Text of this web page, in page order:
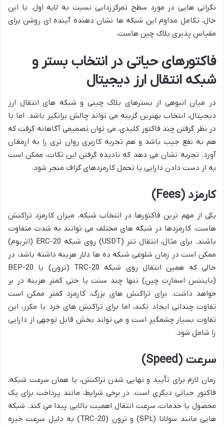
نگرانی هایی در مورد سطح تمرکززدایی نسبت به لایه اول. با این
حال، تکامل مداوم این شبکه ها نشان دهنده آینده ای روشن برای
مقیاس پذیری بلاک چین هاست.
فاکتورهای حیاتی در انتخاب بستر و
شبکه انتقال ارز دیجیتال
در میان انبوهی از بسترهای بلاک چینی و شبکه های انتقال ارز
دیجیتال، انتخاب بهترین گزینه می تواند چالش برانگیز باشد. اما با
در نظر گرفتن چند فاکتور کلیدی، می توان تصمیمی آگاهانه گرفت که
هم به نفع جیب باشد و هم تجربه کاربری روان تری را به ارمغان
آورد. تجربه نشان می دهد که نادیده گرفتن این نکات، ممکن است
به از دست دادن دارایی یا تحمل کارمزدهای گزاف منجر شود.
کارمزد (Fees)
یکی از مهم ترین فاکتورها در انتخاب شبکه، میزان کارمزد تراکنش
هاست. کارمزدها در شبکه های مختلف می توانند به شدت متفاوت
باشند. برای مثال، انتقال تتر (USDT) روی شبکه ERC-20 (اتریوم)
ممکن است در زمان شلوغی شبکه ده ها دلار هزینه داشته باشد، در
حالی که همین انتقال روی شبکه TRC-20 (ترون) یا BEP-20
(بایننس اسمارت چین) تنها چند سنت یا حتی کمتر هزینه در بر
خواهد داشت. برای تراکنش های بزرگ، کارمزد کمتر ممکن است
تفاوت چندانی ایجاد نکند، اما برای تراکنش های خرد یا مکرر، این
تفاوت بسیار چشمگیر است و می تواند بخش قابل توجهی از دارایی
را شامل شود.
سرعت (Speed)
زمان لازم برای تأیید و نهایی شدن تراکنش، یا همان سرعت شبکه،
فاکتور حیاتی دیگری است. در برخی شرایط، مانند پرداخت برای یک
محصول یا خدمات، سرعت انتقال اهمیت بالایی پیدا می کند. شبکه
هایی مانند سولانا (SPL) و ترون (TRC-20) به دلیل سرعت خیره